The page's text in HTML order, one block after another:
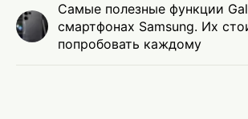
Самые полезные функции
смартфонах Samsung. Их
попробовать каждому